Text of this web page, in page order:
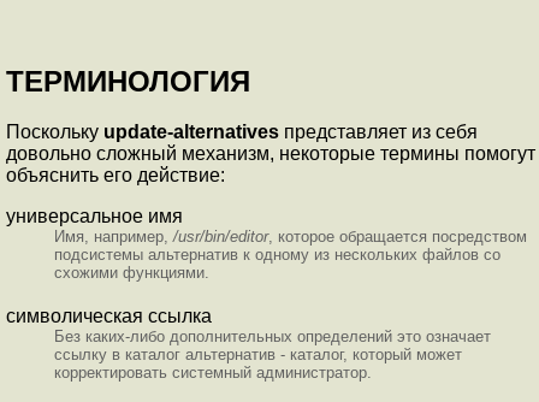
ТЕРМИНОЛОГИЯ
Поскольку update-alternatives представляет из себя
довольно сложный механизм, некоторые термины помогут
объяснить его действие:
универсальное имя
Имя, например,/usr/bin/editor, которое обращается посредством
подсистемы альтернатив к одному из нескольких файлов со
схожими функциями.
символическая ссылка
Без каких-либо дополнительных определений это означает
ссылку в каталог альтернатив - каталог, который может
корректировать системный администратор.